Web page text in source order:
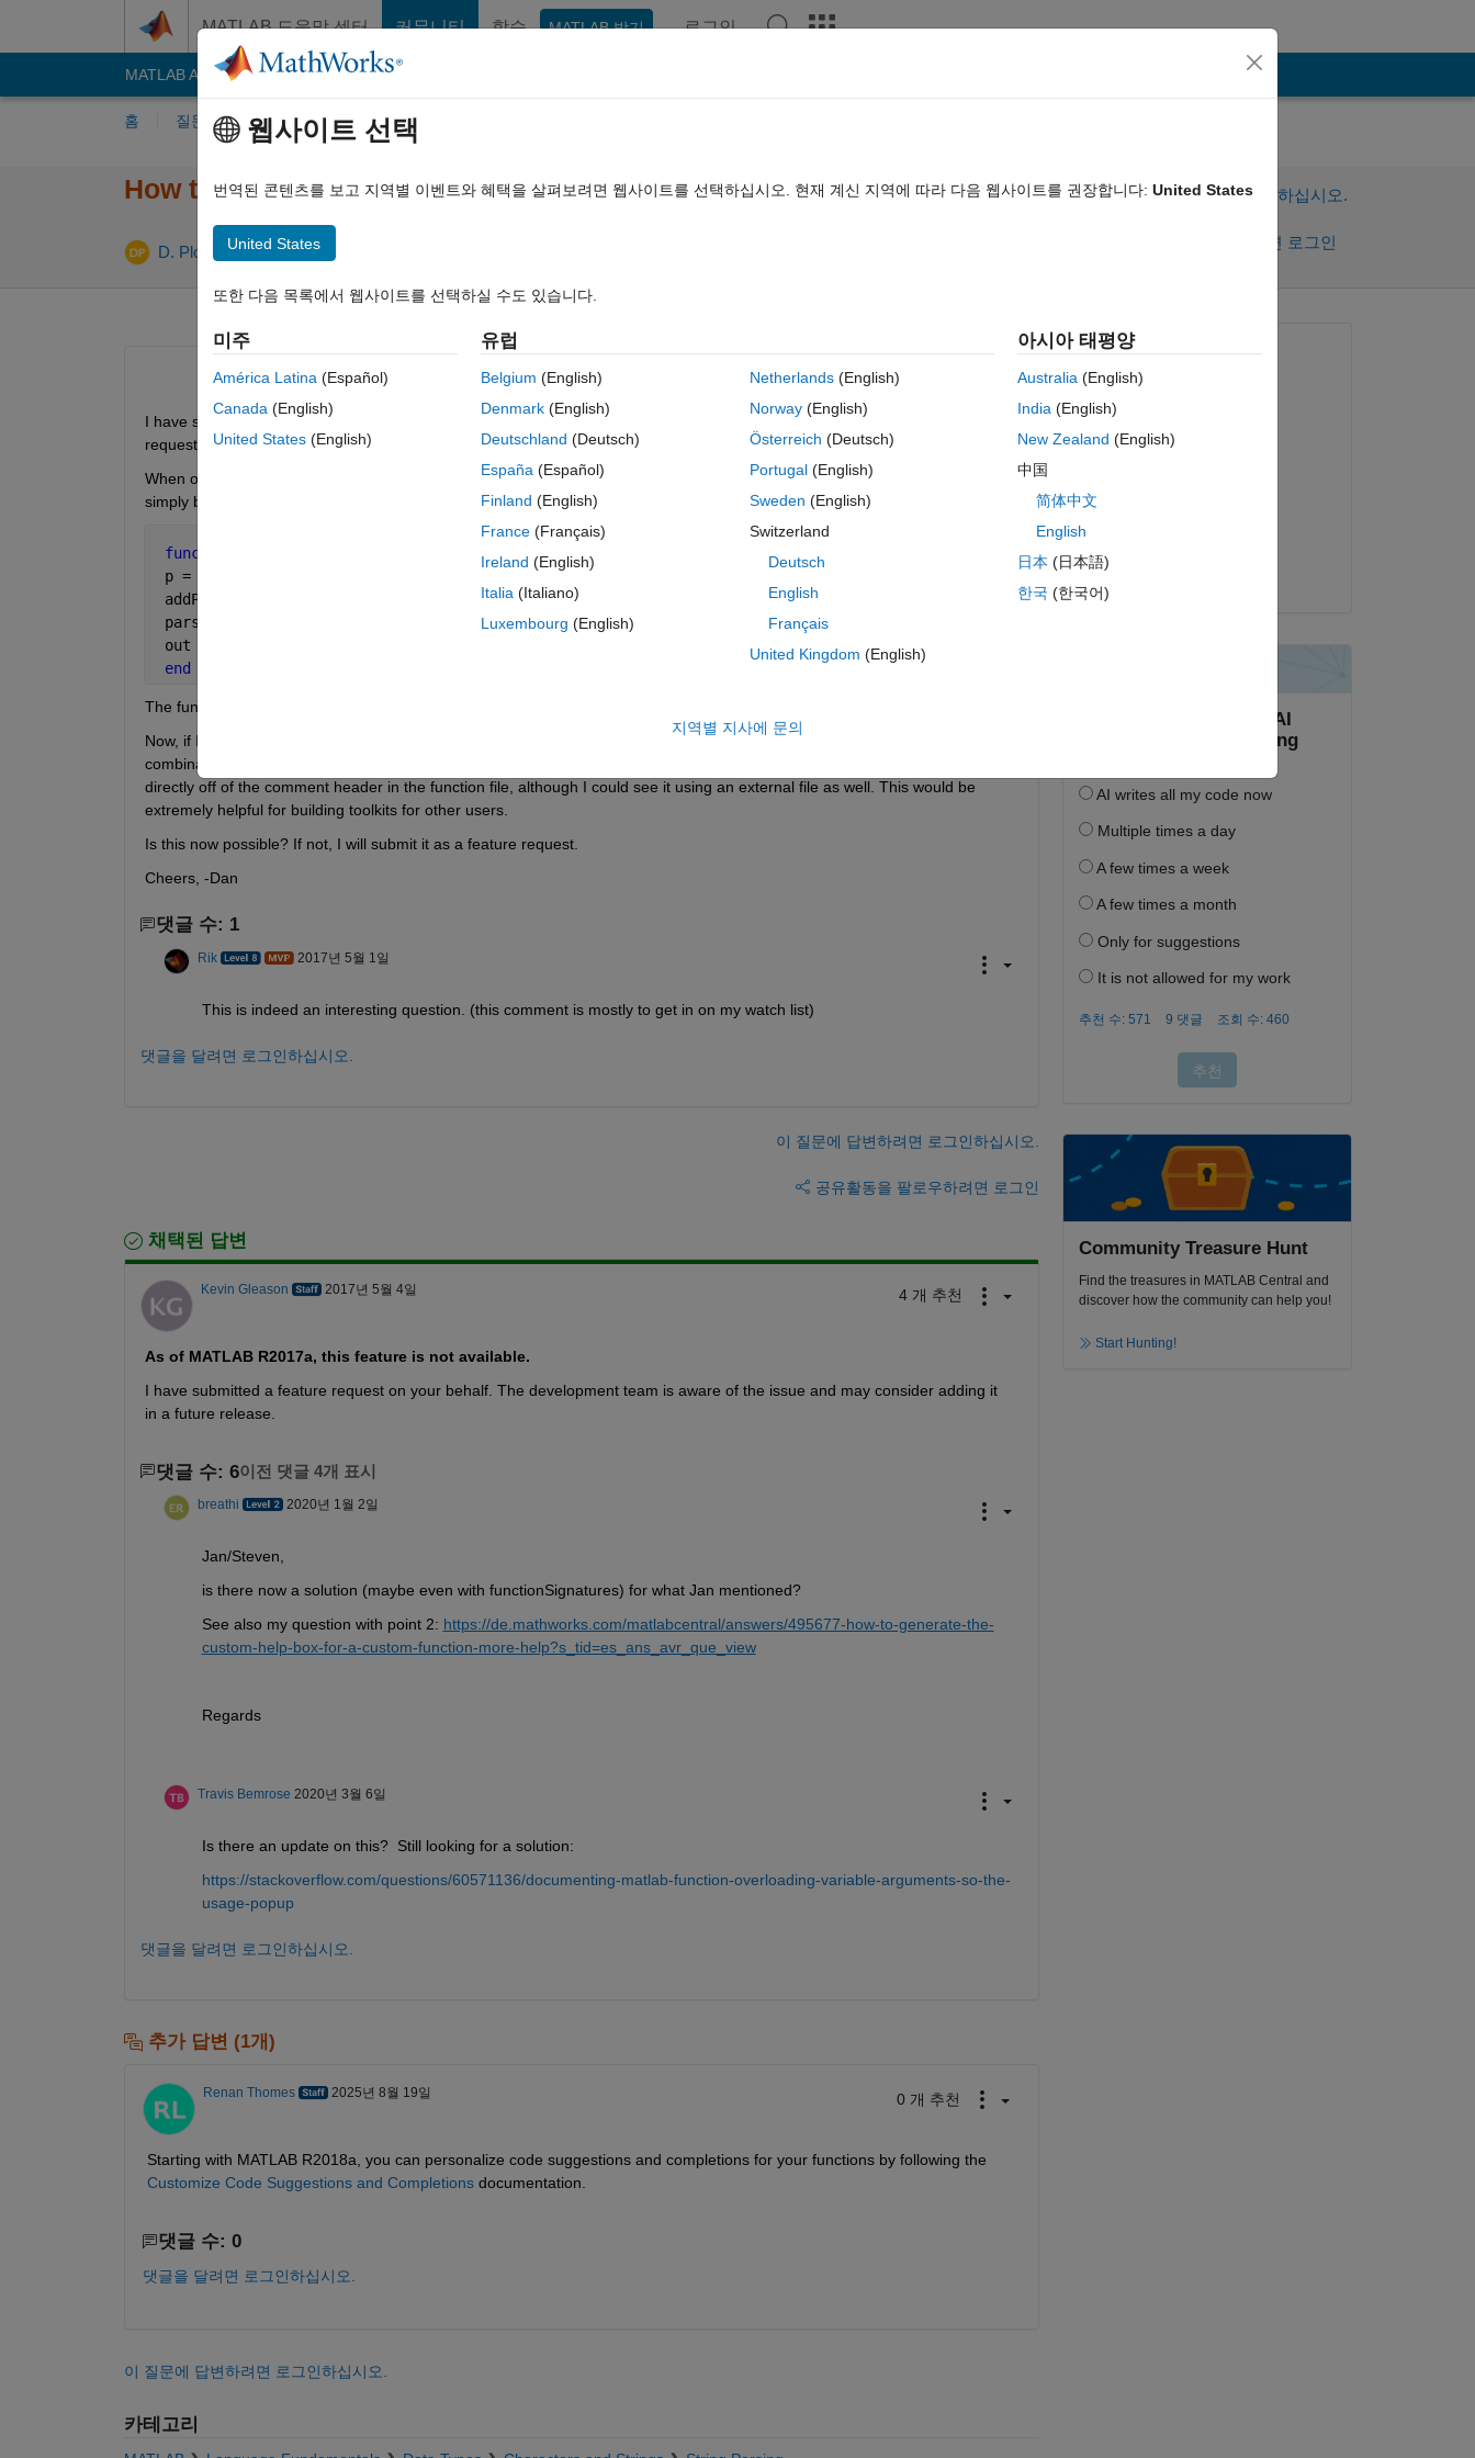
MATLAB 도움말 센터 커뮤니티 학습 MATLAB 받기 로그인
MATLAB Answers File Exchange
홈 질문하기 답변하기 찾아보기
How to implement function hints in your code
D. Plotnick 2017 5월 1
이 질문에 답변하려면 로그인하십시오.
활동을 팔로우하려면 로그인
이전 댓글 표시
MATLAB Online에서 열기 14 개 추천
I have seen that this has been asked previously, but never answered, and I want to know if this should go in as a feature
request or if the capability is just not obvious.
When one starts typing e.g. 'plot(' and then waits, a series of suggested completions pops up. If I try this on my own code, it
simply bases the suggestion on the top line. An abstract MWE example:
function
p = inputParser;
addParameter(p,
parse(p,varargin{:})
out = in*p.Results.mult;
end
The function hint for this is 'foo(in,...)'.
Now, if I have a large number of possible inputs (similar to plot), I instead want the function hint to display some custom
combinations of possible inputs as opposed to the single line based on the function definition. Preferably this would be based
directly off of the comment header in the function file, although I could see it using an external file as well. This would be
extremely helpful for building toolkits for other users.
Is this now possible? If not, I will submit it as a feature request.
Cheers, -Dan
댓글 수: 1
Rik 2017년 5월 1일
This is indeed an interesting question. (this comment is mostly to get in on my watch list)
댓글을 달려면 로그인하십시오.
이 질문에 답변하려면 로그인하십시오.
공유활동을 팔로우하려면 로그인
채택된 답변
Kevin Gleason 2017년 5월 4일 4 개 추천
As of MATLAB R2017a, this feature is not available.
I have submitted a feature request on your behalf. The development team is aware of the issue and may consider adding it
in a future release.
댓글 수: 6이전 댓글 4개 표시
breathi 2020년 1월 2일
Jan/Steven,
is there now a solution (maybe even with functionSignatures) for what Jan mentioned?
See also my question with point 2: https://de.mathworks.com/matlabcentral/answers/495677-how-to-generate-the-
custom-help-box-for-a-custom-function-more-help?s_tid=es_ans_avr_que_view
Regards
Travis Bemrose 2020년 3월 6일
Is there an update on this?  Still looking for a solution:
https://stackoverflow.com/questions/60571136/documenting-matlab-function-overloading-variable-arguments-so-the-
usage-popup
댓글을 달려면 로그인하십시오.
추가 답변 (1개)
Renan Thomes 2025년 8월 19일 0 개 추천
Starting with MATLAB R2018a, you can personalize code suggestions and completions for your functions by following the
Customize Code Suggestions and Completions documentation.
댓글 수: 0
댓글을 달려면 로그인하십시오.
이 질문에 답변하려면 로그인하십시오.
카테고리
질문:
D. Plotnick
2017년 5월 1일
답변:
2025년 8월 19일
Community Treasure Hunt
Find the treasures in MATLAB Central and
discover how the community can help you!
Start Hunting!
웹사이트 선택
번역된 콘텐츠를 보고 지역별 이벤트와 혜택을 살펴보려면 웹사이트를 선택하십시오. 현재 계신 지역에 따라 다음 웹사이트를 권장합니다: United States
United States
또한 다음 목록에서 웹사이트를 선택하실 수도 있습니다.
미주
América Latina (Español)
Canada (English)
United States (English)
유럽
Belgium (English)
Denmark (English)
Deutschland (Deutsch)
España (Español)
Finland (English)
France (Français)
Ireland (English)
Italia (Italiano)
Luxembourg (English)
Netherlands(English)
Norway(English)
Österreich (Deutsch)
Portugal(English)
Sweden (English)
Switzerland
Deutsch
English
Français
United Kingdom (English)
아시아 태평양
Australia(English)
India(English)
New Zealand (English)
中国
简体中文
English
日本 (日本語)
한국 (한국어)
지역별 지사에 문의